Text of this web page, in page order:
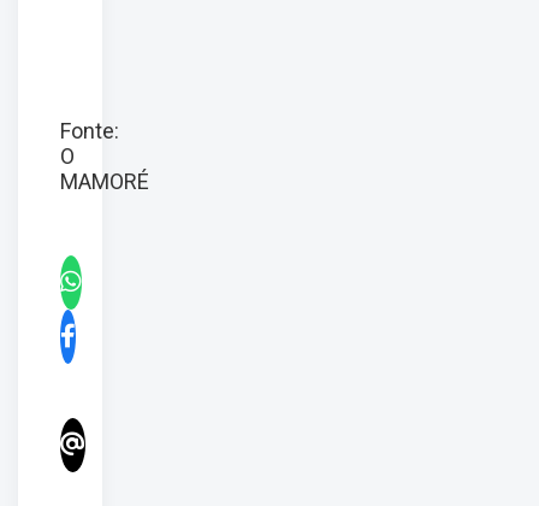
Fonte:
O
MAMORÉ